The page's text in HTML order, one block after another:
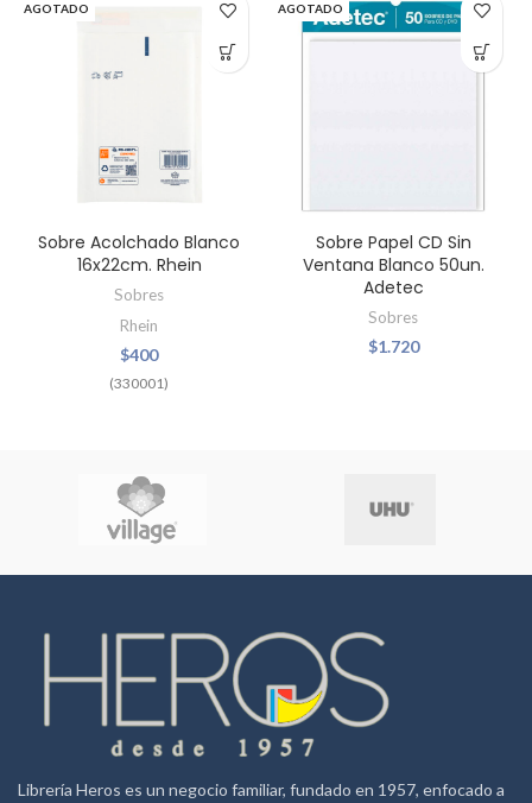
AGOTADO
Sobre Acolchado Blanco
16x22cm. Rhein
Sobres
Rhein
$400
(330001)
AGOTADO
Sobre Papel CD Sin
Ventana Blanco 50un.
Adetec
Sobres
$1.720
Librería Heros es un negocio familiar, fundado en 1957, enfocado a